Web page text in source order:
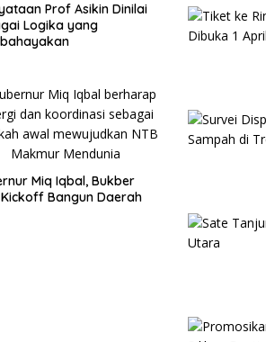
Prof Asikin Dinilai
Logika yang
Miq Iqbal, Bukber
Bangun Daerah